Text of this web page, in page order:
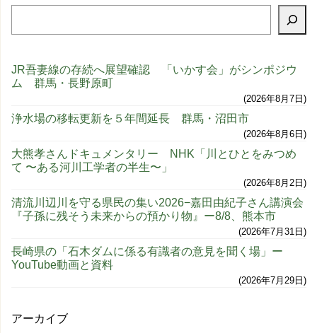
JR吾妻線の存続へ展望確認 「いかす会」がシンポジウ
ム 群馬・長野原町
2026年8月7日
浄水場の移転更新を５年間延長 群馬・沼田市
2026年8月6日
大熊孝さんドキュメンタリー NHK「川とひとをみつめ
て 〜ある河川工学者の半生〜」
2026年8月2日
清流川辺川を守る県民の集い2026−嘉田由紀子さん講演会
『子孫に残そう未来からの預かり物』ー8/8、熊本市
2026年7月31日
長崎県の「石木ダムに係る有識者の意見を聞く場」ー
YouTube動画と資料
2026年7月29日
アーカイブ